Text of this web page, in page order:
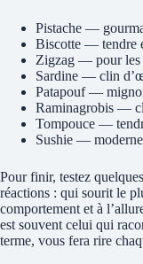
Pistache —
Biscotte — tendre
Zigzag — pour les
Sardine — clin
Patapouf —
Raminagrobis —
Tompouce —
Sushie —
Pour finir, testez
réactions : qui sourit le
comportement et à
est souvent celui qui
terme, vous fera rire